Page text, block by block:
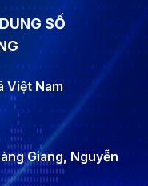
SỐ
Việt Nam
Giang, Nguyễn